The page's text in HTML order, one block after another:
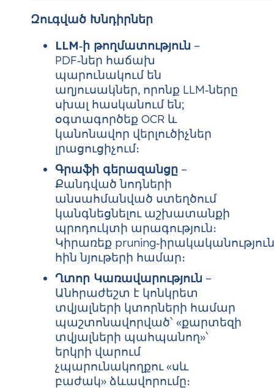
Զուգված Խնդիրներ
L‌LM‑ի թողմատություն –
PDF‑ներ հաճախ
պարունակում են
աղյուսակներ, որոնք LLM‑ները
սխալ հասկանում են;
օգտագործեք OCR և
կանոնավոր վերլուծիչներ
լրացուցիչում։
Գրաֆի գերազանցը –
Քանդված նոդների
անսահմանված ստեղծում
կանգնեցնելու աշխատանքի
պրոդուկտի արագություն։
Կիրառեք
հին նյութերի համար։
Ղտոր Կառավարություն –
Անհրաժեշտ է կոնկրետ
տվյալների կտորների համար
պաշտոնավորված՝ «քարտեզի
տվյալների պահպանող»՝
երկրի վարում
չպարունակողքու «սև
բաժակ» ձևավորումը։